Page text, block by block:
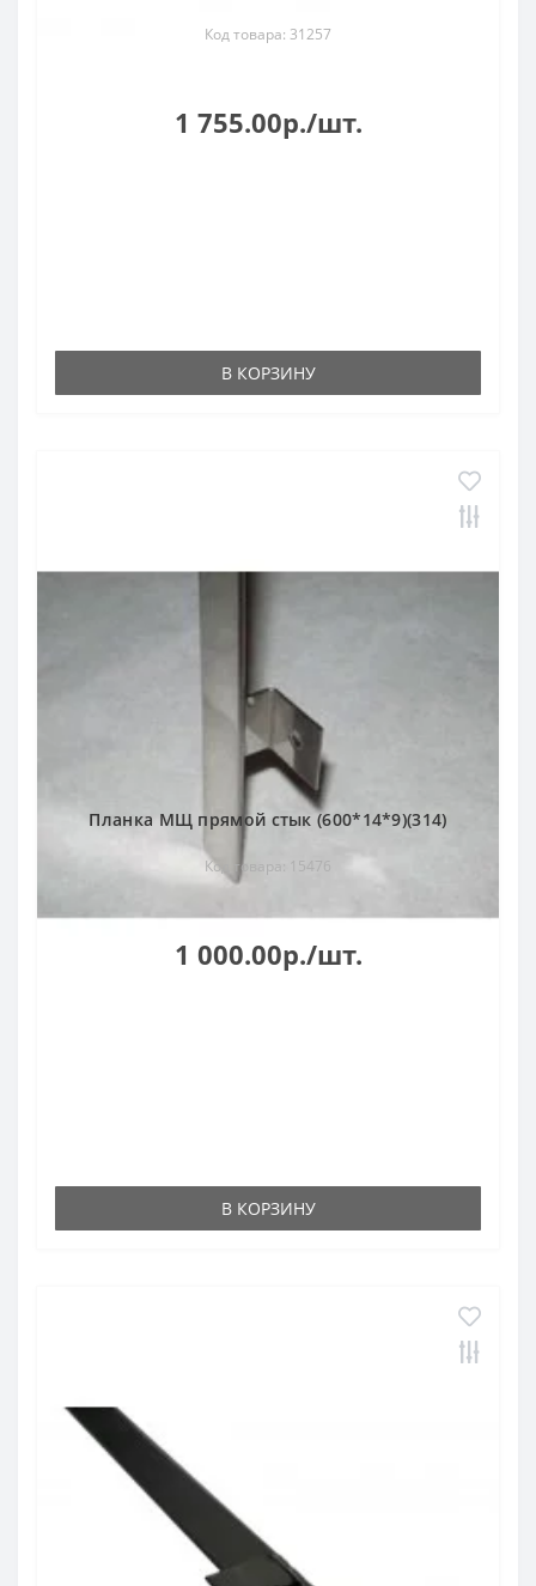
Код товара: 31257
1 755.00р./шт.
В КОРЗИНУ
Планка МЩ прямой стык (600*14*9)(314)
Код товара: 15476
1 000.00р./шт.
В КОРЗИНУ